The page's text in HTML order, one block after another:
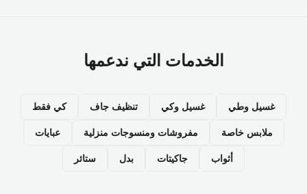
الخدمات التي ندعمها
غسيل وطي غسيل وكي تنظيف جاف كي فقط
ملابس خاصة مفروشات ومنسوجات منزلية عبايات
أثواب جاكيتات بدل ستائر